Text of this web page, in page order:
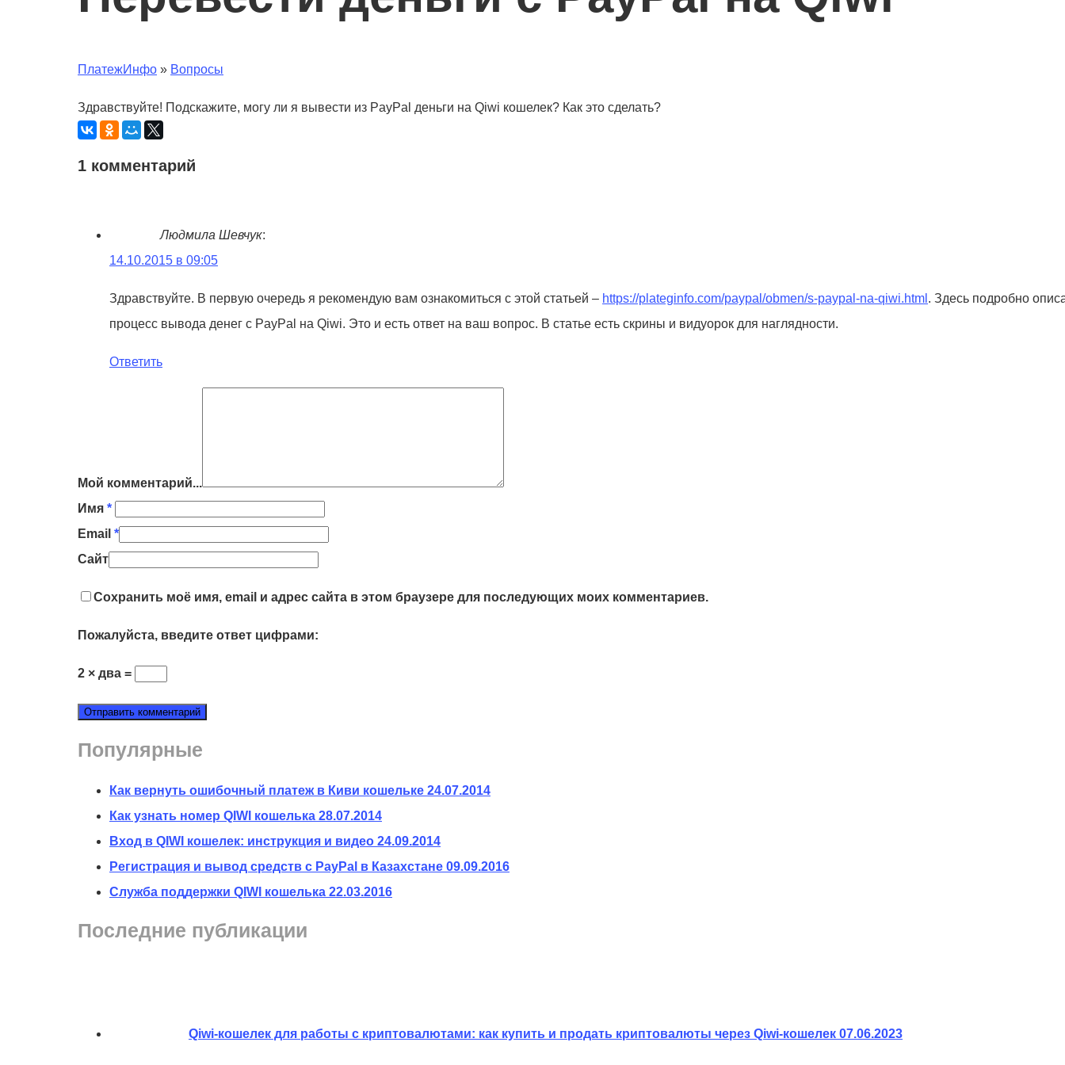
ПлатежИнфо » Вопросы
Здравствуйте! Подскажите, могу ли я вывести из PayPal деньги на Qiwi кошелек? Как это сделать?
1 комментарий
Людмила Шевчук:
14.10.2015 в 09:05
Здравствуйте. В первую очередь я рекомендую вам ознакомиться с этой статьей – https://plateginfo.com/paypal/obmen/s-paypal-na-qiwi.html . Здесь подробно
процесс вывода денег с PayPal на Qiwi. Это и есть ответ на ваш вопрос. В статье есть скрины и видуорок для наглядности.
Ответить
Мой комментарий...
Имя *
Email *
Сайт
Сохранить моё имя, email и адрес сайта в этом браузере для последующих моих комментариев.
Пожалуйста, введите ответ цифрами:
2 × два =
Популярные
Как вернуть ошибочный платеж в Киви кошельке 24.07.2014
Как узнать номер QIWI кошелька 28.07.2014
Вход в QIWI кошелек: инструкция и видео 24.09.2014
Регистрация и вывод средств с PayPal в Казахстане 09.09.2016
Служба поддержки QIWI кошелька 22.03.2016
Последние публикации
Qiwi-кошелек для работы с криптовалютами: как купить и продать криптовалюты через Qiwi-кошелек 07.06.2023